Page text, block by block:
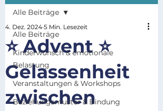
Alle Beiträge
Kinderwunsch & emotionale
Belastung
Veranstaltungen & Workshops
Beziehungsmuster & Bindung
Alle Beiträge
⭐ Advent ⭐
Gelassenheit
zwischen
4. Dez. 2024 5 Min. Lesezeit